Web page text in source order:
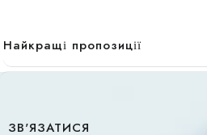
Найкращі пропозиції
ЗВ'ЯЗАТИСЯ